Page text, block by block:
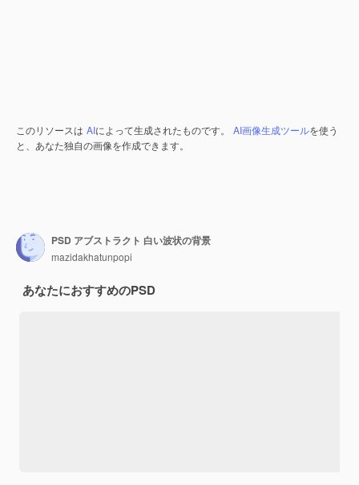
このリソースは AIによって生成されたものです。 AI画像生成ツールを使う
と、あなた独自の画像を作成できます。
PSD アブストラクト 白い波状の背景
mazidakhatunpopi
あなたにおすすめのPSD